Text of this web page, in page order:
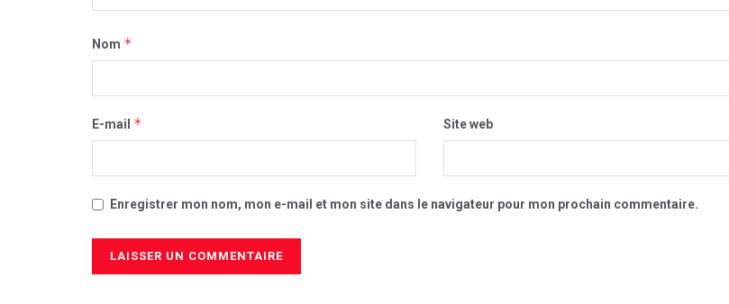
Nom *
E-mail * Site web
Enregistrer mon nom, mon e-mail et mon site dans le navigateur pour mon prochain commentaire.